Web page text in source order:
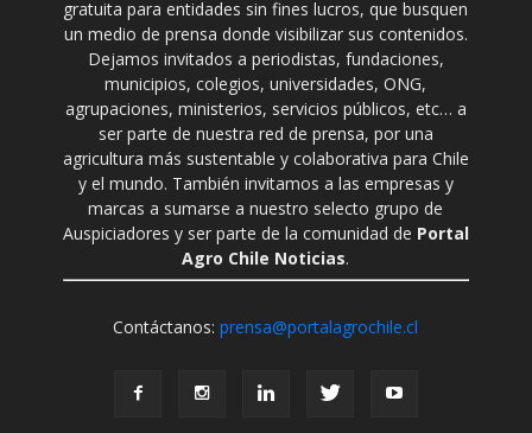
gratuita para entidades sin fines lucros, que busquen
un medio de prensa donde visibilizar sus contenidos.
Dejamos invitados a periodistas, fundaciones,
municipios, colegios, universidades, ONG,
agrupaciones, ministerios, servicios públicos, etc… a
ser parte de nuestra red de prensa, por una
agricultura más sustentable y colaborativa para Chile
y el mundo. También invitamos a las empresas y
marcas a sumarse a nuestro selecto grupo de
Auspiciadores y ser parte de la comunidad de Portal
Agro Chile Noticias.
Contáctanos:prensa@portalagrochile.cl